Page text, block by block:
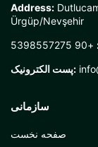
Address:
Ürgüp/Nevşehir
+90 5398557275
پست الکترونیک:
سازمانی
صفحه نخست